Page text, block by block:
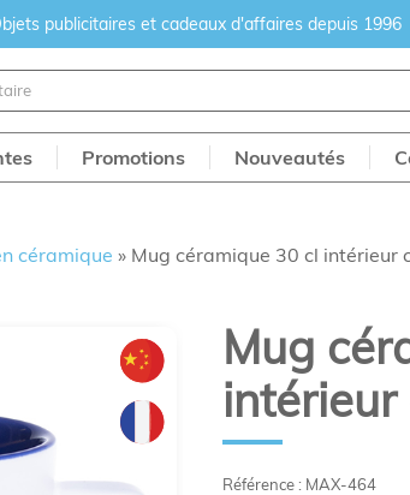
publicitaires et cadeaux d'affaires depuis 1996
Promotions Nouveautés
céramique » Mug céramique 30 cl intérieur
Référence : MAX-464
Mug